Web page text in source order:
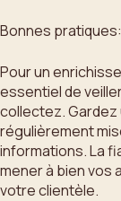
Bonnes
Pour un
essentiel de
collectez.
régulièrement
informations. La
mener à bien vos
votre clientèle.